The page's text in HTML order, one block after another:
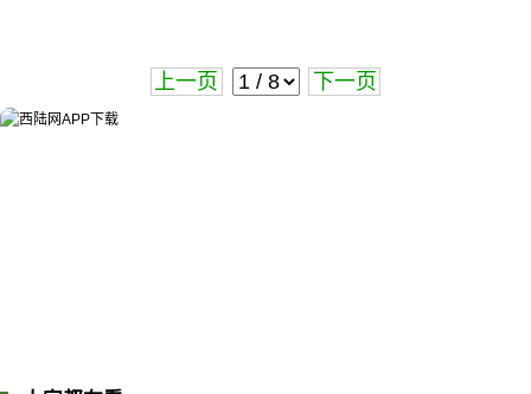
上一页 下一页